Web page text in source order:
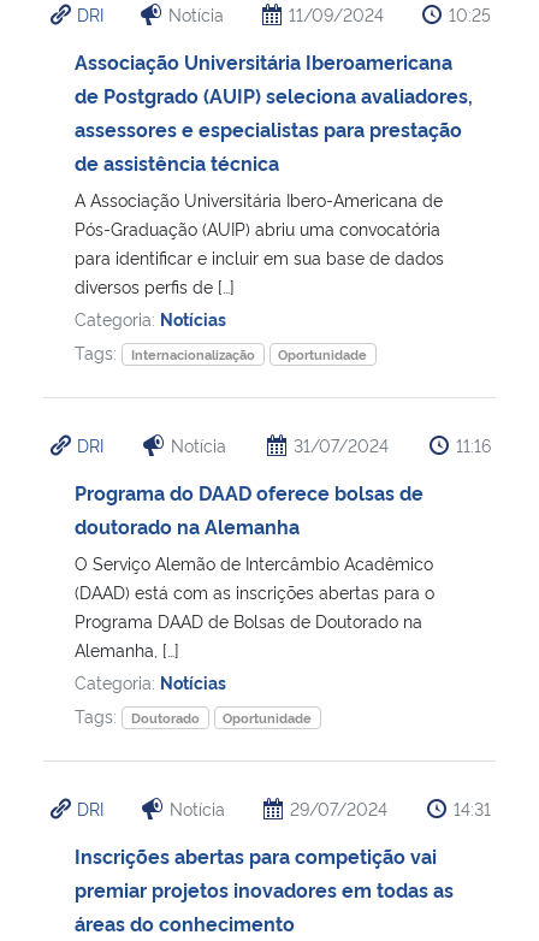
DRI Notícia 11/09/2024 10:25
Associação Universitária Iberoamericana
de Postgrado (AUIP) seleciona avaliadores,
assessores e especialistas para prestação
de assistência técnica
A Associação Universitária Ibero-Americana de
Pós-Graduação (AUIP) abriu uma convocatória
para identificar e incluir em sua base de dados
diversos perfis de […]
Categoria: Notícias
Tags:
Internacionalização Oportunidade
DRI Notícia 31/07/2024 11:16
Programa do DAAD oferece bolsas de
doutorado na Alemanha
O Serviço Alemão de Intercâmbio Acadêmico
(DAAD) está com as inscrições abertas para o
Programa DAAD de Bolsas de Doutorado na
Alemanha, […]
Categoria: Notícias
Tags:
Doutorado Oportunidade
DRI Notícia 29/07/2024 14:31
Inscrições abertas para competição vai
premiar projetos inovadores em todas as
áreas do conhecimento